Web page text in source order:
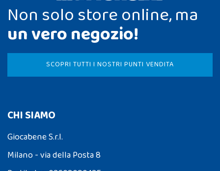
Non solo store online, ma
un vero negozio!
SCOPRI TUTTI I NOSTRI PUNTI VENDITA
CHI SIAMO
Giocabene S.r.l.
Milano - via della Posta 8